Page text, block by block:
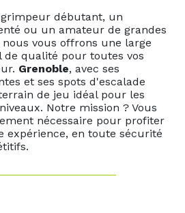
débutant, un
ou un amateur de grandes
vous offrons une large
de qualité pour toutes vos
Grenoble, avec ses
et ses spots d'escalade
de jeu idéal pour les
Notre mission ? Vous
nécessaire pour profiter
expérience, en toute sécurité